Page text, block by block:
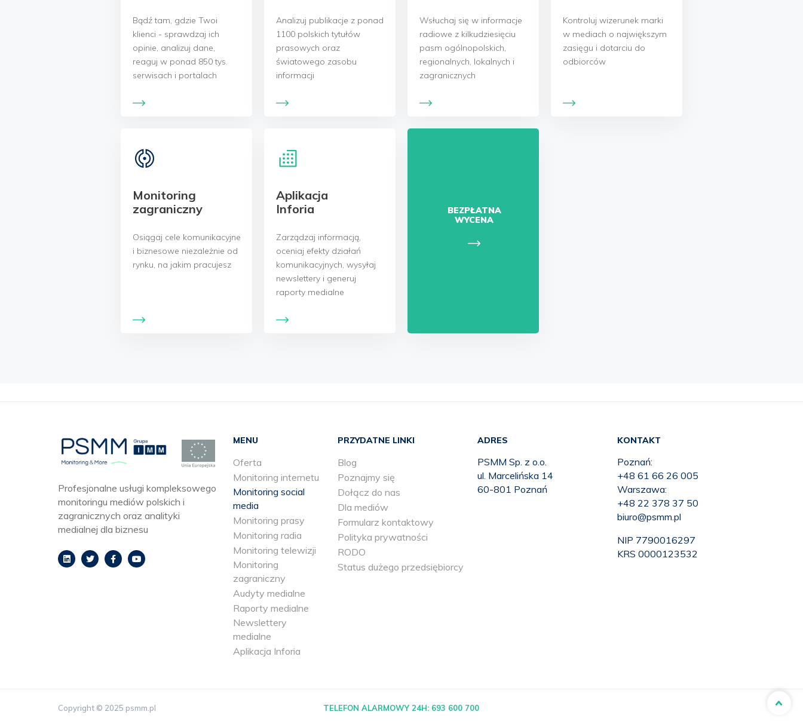
Bądź tam, gdzie Twoi
klienci - sprawdzaj ich
opinie, analizuj dane,
reaguj w ponad 850 tys.
serwisach i portalach
Analizuj publikacje z ponad
1100 polskich tytułów
prasowych oraz
światowego zasobu
informacji
Wsłuchaj się w informacje
radiowe z kilkudziesięciu
pasm ogólnopolskich,
regionalnych, lokalnych i
zagranicznych
Kontroluj wizerunek marki
w mediach o największym
zasięgu i dotarciu do
odbiorców
Monitoring
zagraniczny
Osiągaj cele komunikacyjne
i biznesowe niezależnie od
rynku, na jakim pracujesz
Aplikacja
Inforia
Zarządzaj informacją,
oceniaj efekty działań
komunikacyjnych, wysyłaj
newslettery i generuj
raporty medialne
BEZPŁATNA
WYCENA
Profesjonalne usługi kompleksowego
monitoringu mediów polskich i
zagranicznych oraz analityki
medialnej dla biznesu
MENU
Oferta
Monitoring internetu
Monitoring social
media
Monitoring prasy
Monitoring radia
Monitoring telewizji
Monitoring
zagraniczny
Audyty medialne
Raporty medialne
Newslettery
medialne
Aplikacja Inforia
PRZYDATNE LINKI
Blog
Poznajmy się
Dołącz do nas
Dla mediów
Formularz kontaktowy
Polityka prywatności
RODO
Status dużego przedsiębiorcy
ADRES
PSMM Sp. z o.o.
ul. Marcelińska 14
60-801 Poznań
KONTAKT
Poznań:
+48 61 66 26 005
Warszawa:
+48 22 378 37 50
biuro@psmm.pl
NIP 7790016297
KRS 0000123532
Copyright © 2025 psmm.pl TELEFON ALARMOWY 24H: 693 600 700